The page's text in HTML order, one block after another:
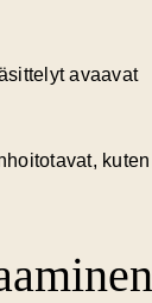
avaavat
kuten